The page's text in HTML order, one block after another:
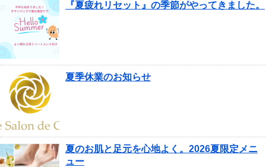
『夏疲れリセット』の季節がやってきました。
夏季休業のお知らせ
夏のお肌と足元を心地よく。2026夏限定メニ
ュー